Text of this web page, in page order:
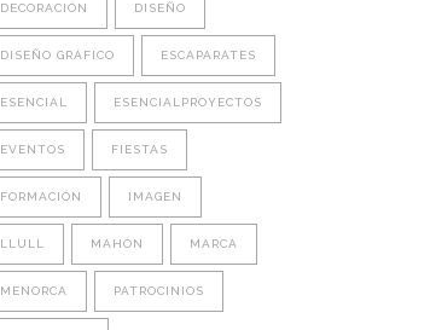
DECORACIÓN DISEÑO
DISEÑO GRÁFICO ESCAPARATES
ESENCIAL ESENCIALPROYECTOS
EVENTOS FIESTAS
FORMACIÓN IMAGEN
LLULL MAHÓN MARCA
MENORCA PATROCINIOS